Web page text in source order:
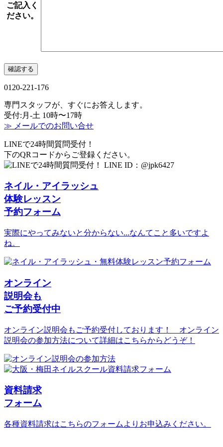
ご記入く
ださい。
0120-221-176
専門スタッフが、すぐにお答えします。
受付:月-土 10時〜17時
≫ メールでのお問い合せ
LINEで24時間質問受付！
下のQRコードからご登録ください。
LINE ID：@jpk6427
ネイル・アイラッシュ
体験レッスン
予約フォーム
実際にやってみないと分からない...なんてこと多いですよ
ね。
オンライン
説明会も
ご予約受付中
オンライン説明会もご予約受付しております！ オンライン
説明会の参加方法について詳細はこちらからどうぞ！
資料請求
フォーム
各種資料請求はこちらのフォームよりお申込みください。